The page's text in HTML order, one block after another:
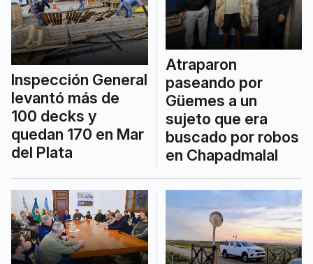
Inspección General
levantó más de
100 decks y
quedan 170 en Mar
del Plata
Atraparon
paseando por
Güemes a un
sujeto que era
buscado por robos
en Chapadmalal